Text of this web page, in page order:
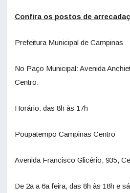
Confira os postos de
Prefeitura Municipal de Campinas
No Paço Municipal: Avenida
Centro.
Horário: das 8h às 17h
Poupatempo Campinas Centro
Avenida Francisco Glicério, 935,
De 2a a 6a feira, das 8h às 18h e